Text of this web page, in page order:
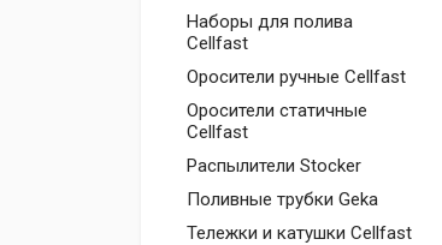
Наборы для полива
Cellfast
Оросители ручные Cellfast
Оросители статичные
Cellfast
Распылители Stocker
Поливные трубки Geka
Тележки и катушки Cellfast